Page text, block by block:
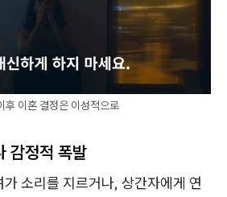
후 이혼 결정은 이성적으로
감정적 폭발
소리를 지르거나, 상간자에게 연